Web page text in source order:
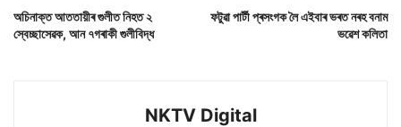
অচিনাক্ত আততায়ীৰ গুলীত নিহত ২
স্বেচ্ছাসেৱক, আন ৭গৰাকী গুলীবিদ্ধ
ফটুৱা পাৰ্টী প্ৰসংগক লৈ এইবাৰ ভৰত নৰহ বনাম
ভৱেশ কলিতা
NKTV Digital